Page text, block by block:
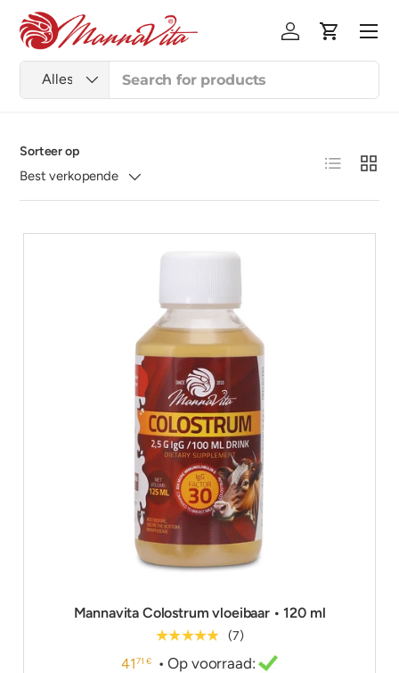
Ga naar inhoud
Zoeken
Productsoort
Alles
Inloggen
Menu
Sorteer op
Best verkopende
Lijst Raster
Mannavita Colostrum vloeibaar • 120 ml
★★★★★ (7)
41 71 € • Op voorraad: